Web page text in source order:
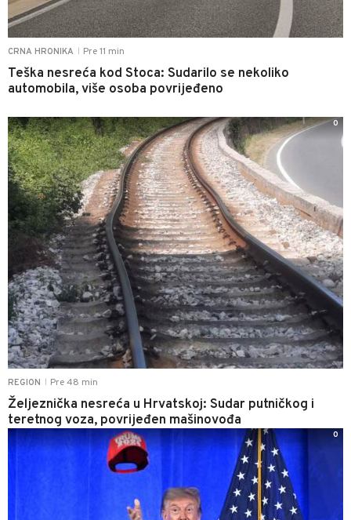
CRNA HRONIKA Pre 11 min
Teška nesreća kod Stoca: Sudarilo se nekoliko
automobila, više osoba povrijeđeno
REGION Pre 48 min
Željeznička nesreća u Hrvatskoj: Sudar putničkog i
teretnog voza, povrijeđen mašinovođa
0
0